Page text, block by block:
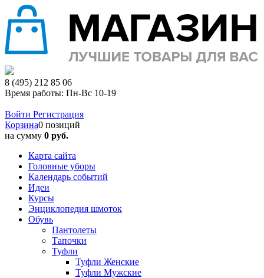
8 (495) 212 85 06
Время работы: Пн-Вс 10-19
Войти Регистрация
Корзина0 позиций
на сумму 0 руб.
Карта сайта
Головные уборы
Календарь событий
Идеи
Курсы
Энциклопедия шмоток
Обувь
Пантолеты
Тапочки
Туфли
Туфли Женские
Туфли Мужские